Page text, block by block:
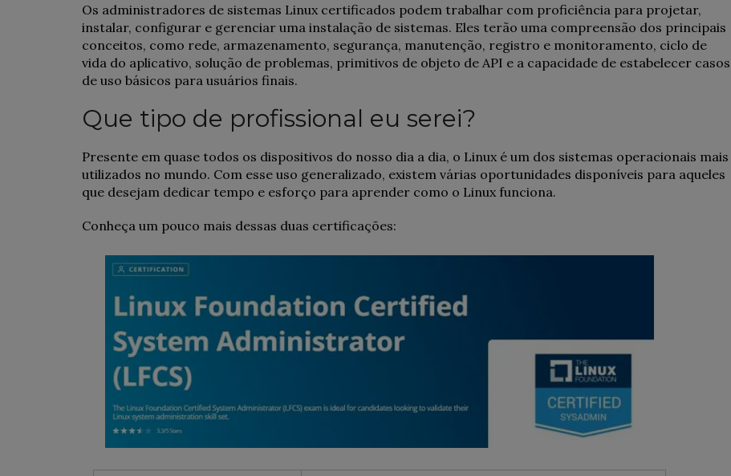
Os administradores de sistemas Linux certificados podem trabalhar com proficiência para projetar,
instalar, configurar e gerenciar uma instalação de sistemas. Eles terão uma compreensão dos principais
conceitos, como rede, armazenamento, segurança, manutenção, registro e monitoramento, ciclo de
vida do aplicativo, solução de problemas, primitivos de objeto de API e a capacidade de estabelecer casos
de uso básicos para usuários finais.
Que tipo de profissional eu serei?
Presente em quase todos os dispositivos do nosso dia a dia, o Linux é um dos sistemas operacionais mais
utilizados no mundo. Com esse uso generalizado, existem várias oportunidades disponíveis para aqueles
que desejam dedicar tempo e esforço para aprender como o Linux funciona.
Conheça um pouco mais dessas duas certificações: